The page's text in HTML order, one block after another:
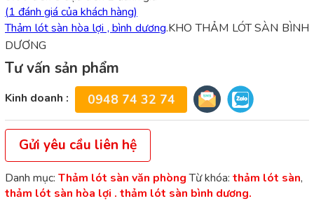
(1 đánh giá của khách hàng)
Thảm lót sàn hòa lợi , bình dương.KHO THẢM LÓT SÀN BÌNH
DƯƠNG
Tư vấn sản phẩm
Kinh doanh : 0948 74 32 74
Gửi yêu cầu liên hệ
Danh mục: Thảm lót sàn văn phòng Từ khóa: thảm lót sàn,
thảm lót sàn hòa lợi . thảm lót sàn bình dương.